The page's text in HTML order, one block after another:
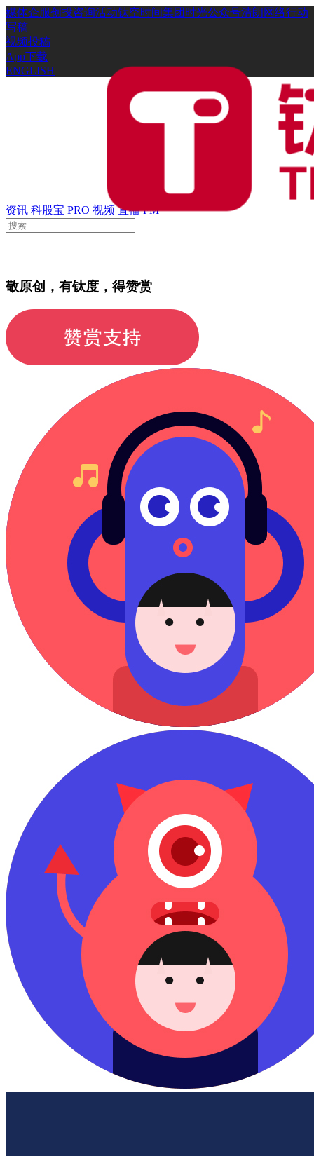
媒体企服创投咨询活动钛空时间集团时光公众号清朗网络行动
写稿
视频投稿
App下载
ENGLISH
资讯 科股宝 PRO 视频 直播 FM
敬原创，有钛度，得赞赏